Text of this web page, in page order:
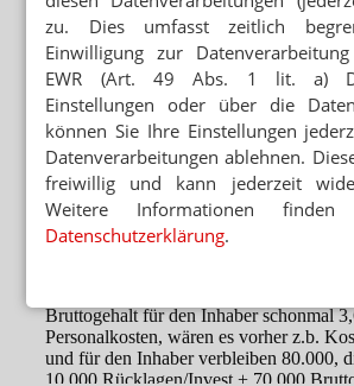
zu. Dies umfasst zeitlich
Einwilligung zur
EWR (Art. 49 Abs. 1 lit. a)
Einstellungen oder über die
können Sie Ihre Einstellungen
Datenverarbeitungen ablehnen.
freiwillig und kann jederzeit
Weitere Informationen
Datenschutzerklärung.